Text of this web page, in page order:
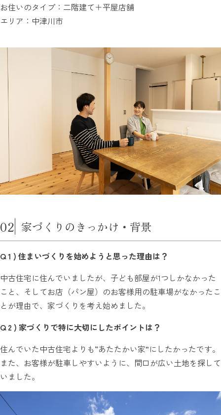
お住いのタイプ：二階建て＋平屋店舗
エリア：中津川市
02 家づくりのきっかけ・背景
Q 1 ) 住まいづくりを始めようと思った理由は？
中古住宅に住んでいましたが、子ども部屋が1つしかなかった
こと、そしてお店（パン屋）のお客様用の駐車場がなかったこ
とが理由で、家づくりを考え始めました。
Q 2 ) 家づくりで特に大切にしたポイントは？
住んでいた中古住宅よりも“あたたかい家”にしたかったです。
また、お客様が駐車しやすいように、間口が広い土地を探して
いました。